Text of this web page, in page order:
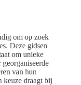
om op zoek
Deze gidsen
om unieke
van hun
keuze draagt bij